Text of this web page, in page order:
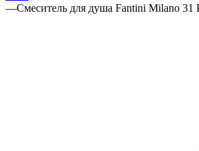
—Смеситель для душа Fantini Milano 31